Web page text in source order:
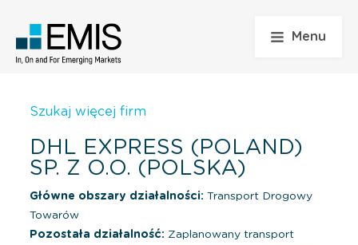
Menu
Szukaj więcej firm
DHL EXPRESS (POLAND)
SP. Z O.O. (POLSKA)
Główne obszary działalności: Transport Drogowy
Towarów
Pozostała działalność: Zaplanowany transport